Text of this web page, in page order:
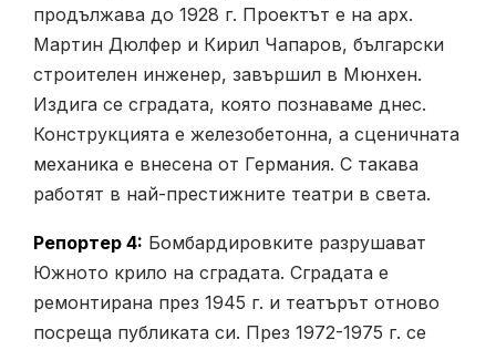
продължава до 1928 г. Проектът е на арх.
Мартин Дюлфер и Кирил Чапаров, български
строителен инженер, завършил в Мюнхен.
Издига се сградата, която познаваме днес.
Конструкцията е железобетонна, а сценичната
механика е внесена от Германия. С такава
работят в най-престижните театри в света.
Репортер 4: Бомбардировките разрушават
Южното крило на сградата. Сградата е
ремонтирана през 1945 г. и театърът отново
посреща публиката си. През 1972-1975 г. се